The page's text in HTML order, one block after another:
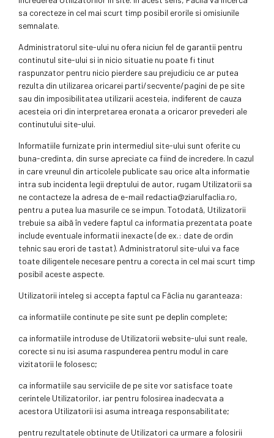
sa corecteze in cel mai scurt timp posibil erorile si omisiunile
semnalate.
Administratorul site-ului nu ofera niciun fel de garantii pentru
continutul site-ului si in nicio situatie nu poate fi tinut
raspunzator pentru nicio pierdere sau prejudiciu ce ar putea
rezulta din utilizarea oricarei parti/secvente/pagini de pe site
sau din imposibilitatea utilizarii acesteia, indiferent de cauza
acesteia ori din interpretarea eronata a oricaror prevederi ale
continutului site-ului.
Informatiile furnizate prin intermediul site-ului sunt oferite cu
buna-credinta, din surse apreciate ca fiind de incredere. In cazul
in care vreunul din articolele publicate sau orice alta informatie
intra sub incidenta legii dreptului de autor, rugam Utilizatorii sa
ne contacteze la adresa de e-mail redactia@ziarulfaclia.ro,
pentru a putea lua masurile ce se impun. Totodată, Utilizatorii
trebuie sa aibă în vedere faptul ca informatia prezentata poate
include eventuale informatii inexacte (de ex.: date de ordin
tehnic sau erori de tastat). Administratorul site-ului va face
toate diligentele necesare pentru a corecta in cel mai scurt timp
posibil aceste aspecte.
Utilizatorii inteleg si accepta faptul ca Făclia nu garanteaza:
ca informatiile continute pe site sunt pe deplin complete;
ca informatiile introduse de Utilizatorii website-ului sunt reale,
corecte si nu isi asuma raspunderea pentru modul in care
vizitatorii le folosesc;
ca informatiile sau serviciile de pe site vor satisface toate
cerintele Utilizatorilor, iar pentru folosirea inadecvata a
acestora Utilizatorii isi asuma intreaga responsabilitate;
pentru rezultatele obtinute de Utilizatori ca urmare a folosirii